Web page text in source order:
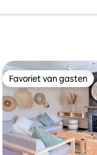
Favoriet van gasten
Favoriet van gasten